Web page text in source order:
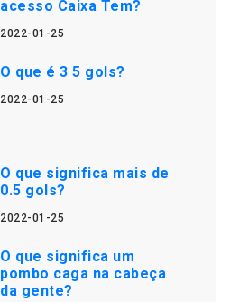
acesso Caixa Tem?
2022-01-25
O que é 3 5 gols?
2022-01-25
O que significa mais de
0.5 gols?
2022-01-25
O que significa um
pombo caga na cabeça
da gente?